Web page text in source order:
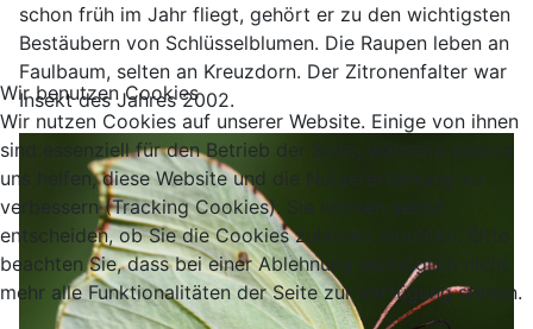
schon früh im Jahr fliegt, gehört er zu den wichtigsten
Bestäubern von Schlüsselblumen. Die Raupen leben an
Faulbaum, selten an Kreuzdorn. Der Zitronenfalter war
Insekt des Jahres 2002.
Wir benutzen Cookies
Wir nutzen Cookies auf unserer Website. Einige von ihnen
sind essenziell für den Betrieb der Seite, während andere
uns helfen, diese Website und die Nutzererfahrung zu
verbessern (Tracking Cookies). Sie können selbst
entscheiden, ob Sie die Cookies zulassen möchten. Bitte
beachten Sie, dass bei einer Ablehnung womöglich nicht
mehr alle Funktionalitäten der Seite zur Verfügung stehen.